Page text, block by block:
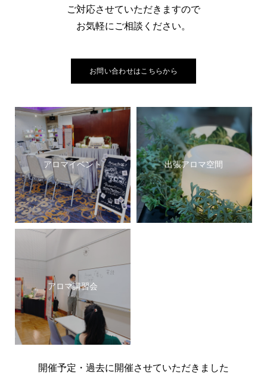
​ご対応させていただきますので
お気軽にご相談ください。
お問い合わせはこちらから
アロマイベント 出張アロマ空間
アロマ講習会
開催予定・過去に開催させていただきました